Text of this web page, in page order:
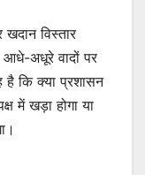
विस्तार
आधे-अधूरे वादों पर
कि क्या प्रशासन
में खड़ा होगा या